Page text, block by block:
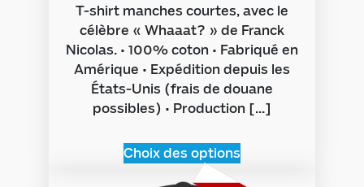
T-shirt manches courtes, avec le
célèbre « Whaaat? » de Franck
Nicolas. • 100% coton • Fabriqué en
Amérique • Expédition depuis les
États-Unis (frais de douane
possibles) • Production […]
Choix des options